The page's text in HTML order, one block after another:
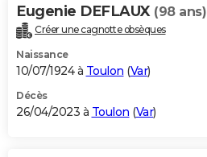
Eugenie DEFLAUX (98 ans)
Créer une cagnotte obsèques
Naissance
10/07/1924 à Toulon (Var)
Décès
26/04/2023 à Toulon (Var)